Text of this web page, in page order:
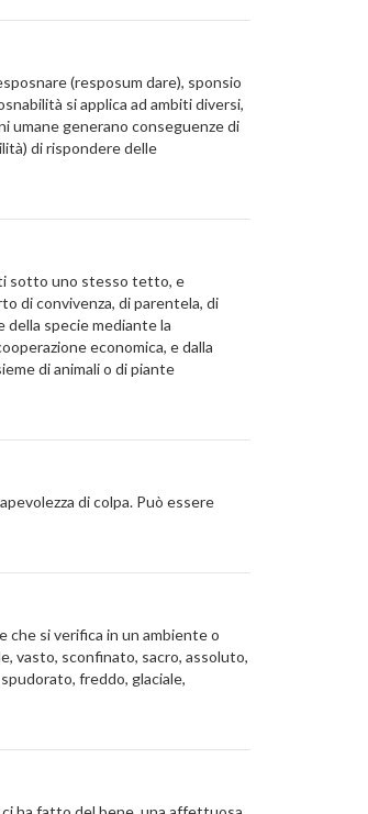
(resposum dare), sponsio
si applica ad ambiti diversi,
umane generano conseguenze di
di rispondere delle
sotto uno stesso tetto, e
di convivenza, di parentela, di
della specie mediante la
economica, e dalla
di animali o di piante
di colpa. Può essere
che si verifica in un ambiente o
vasto, sconfinato, sacro, assoluto,
freddo, glaciale,